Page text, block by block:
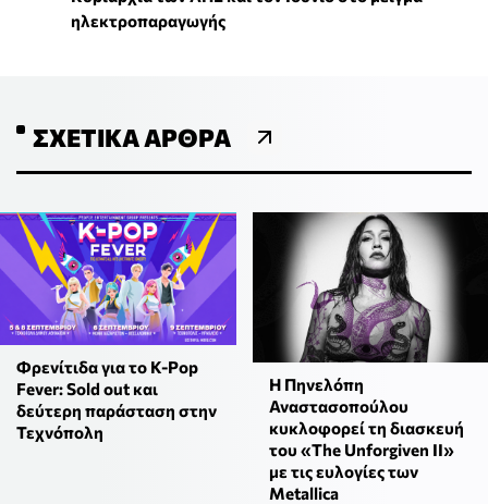
ηλεκτροπαραγωγής
ΣΧΕΤΙΚΆ ΆΡΘΡΑ
Φρενίτιδα για το K-Pop
Fever: Sold out και
δεύτερη παράσταση στην
Τεχνόπολη
Η Πηνελόπη
Αναστασοπούλου
κυκλοφορεί τη διασκευή
του «The Unforgiven II»
με τις ευλογίες των
Metallica